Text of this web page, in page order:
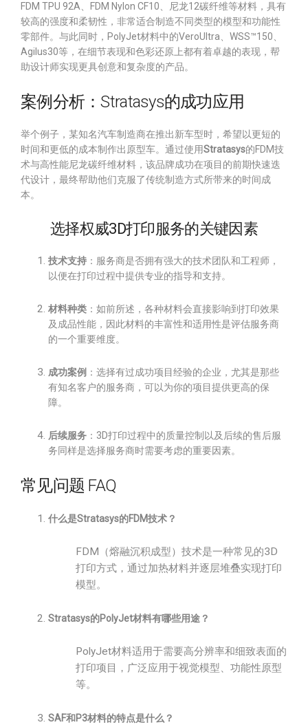
FDM TPU 92A、FDM Nylon CF10、尼龙12碳纤维等材料，具有
较高的强度和柔韧性，非常适合制造不同类型的模型和功能性
零部件。与此同时，PolyJet材料中的VeroUltra、WSS™150、
Agilus30等，在细节表现和色彩还原上都有着卓越的表现，帮
助设计师实现更具创意和复杂度的产品。
案例分析：Stratasys的成功应用
举个例子，某知名汽车制造商在推出新车型时，希望以更短的
时间和更低的成本制作出原型车。通过使用Stratasys的FDM技
术与高性能尼龙碳纤维材料，该品牌成功在项目的前期快速迭
代设计，最终帮助他们克服了传统制造方式所带来的时间成
本。
选择权威3D打印服务的关键因素
技术支持 ：服务商是否拥有强大的技术团队和工程师，
以便在打印过程中提供专业的指导和支持。
材料种类 ：如前所述，各种材料会直接影响到打印效果
及成品性能，因此材料的丰富性和适用性是评估服务商
的一个重要维度。
成功案例 ：选择有过成功项目经验的企业，尤其是那些
有知名客户的服务商，可以为你的项目提供更高的保
障。
后续服务 ：3D打印过程中的质量控制以及后续的售后服
务同样是选择服务商时需要考虑的重要因素。
常见问题 FAQ
什么是Stratasys的FDM技术？
FDM（熔融沉积成型）技术是一种常见的3D
打印方式，通过加热材料并逐层堆叠实现打印
模型。
Stratasys的PolyJet材料有哪些用途？
PolyJet材料适用于需要高分辨率和细致表面的
打印项目，广泛应用于视觉模型、功能性原型
等。
SAF和P3材料的特点是什么？